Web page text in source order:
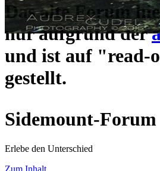
Das alte Forum
nur aufgrund der
und ist auf "read-
gestellt.
Sidemount-Forum
Erlebe den Unterschied
Zum Inhalt